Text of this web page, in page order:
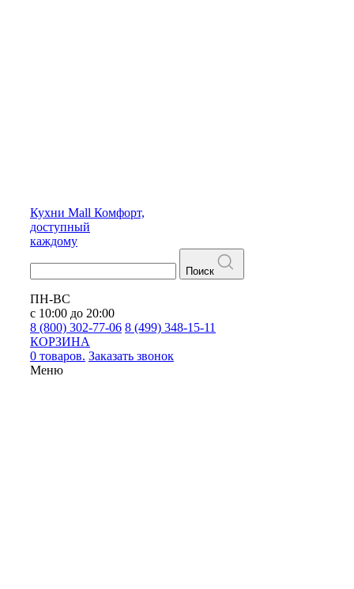
Кухни Mall Комфорт,
доступный
каждому
Поиск
ПН-ВС
с 10:00 до 20:00
8 (800) 302-77-06 8 (499) 348-15-11
КОРЗИНА
0 товаров. Заказать звонок
Меню